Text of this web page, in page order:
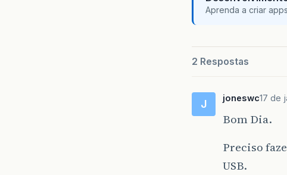
Aprenda a criar
2 Respostas
J joneswc17 de
Bom Dia.
Preciso
USB.